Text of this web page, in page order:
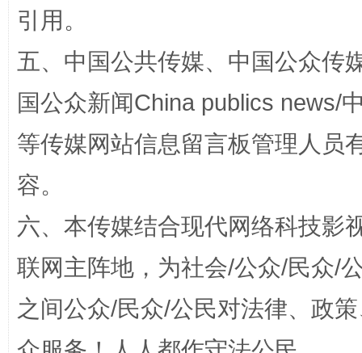
漫山遍野的桃花与雪山、麦地、白藏房 除
引用。
五、中国公共传媒、中国公众传
国公众新闻China publics news/
等传媒网站信息留言板管理人员
容。
六、本传媒结合现代网络科技影
联网主阵地，为社会/公众/民众/
之间公众/民众/公民对法律、政